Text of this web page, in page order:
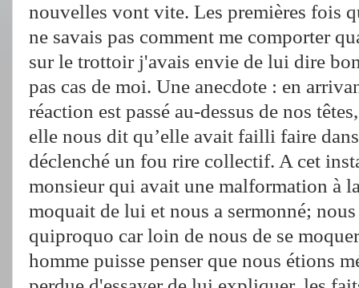
nouvelles vont vite. Les premières fois
ne savais pas comment me comporter
sur le trottoir j'avais envie de lui dire
pas cas de moi. Une anecdote : en
réaction est passé au-dessus de nos
elle nous dit qu’elle avait failli faire
déclenché un fou rire collectif. A cet
monsieur qui avait une malformation à
moquait de lui et nous a sermonné;
quiproquo car loin de nous de se
homme puisse penser que nous étions